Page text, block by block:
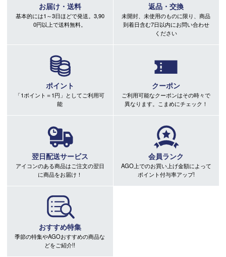
お届け・送料
基本的には1～3日ほどで発送。3,90
0円以上で送料無料。
返品・交換
未開封、未使用のものに限り、商品
到着日含む7日以内にお問い合わせ
ください
ポイント
「1ポイント＝1円」としてご利用可
能
クーポン
ご利用可能なクーポンはその時々で
異なります。こまめにチェック！
翌日配送サービス
アイコンのある商品はご注文の翌日
に商品をお届け！
会員ランク
AGO上でのお買い上げ金額によって
ポイント付与率アップ!
おすすめ特集
季節の特集やAGOおすすめの商品な
どをご紹介!!